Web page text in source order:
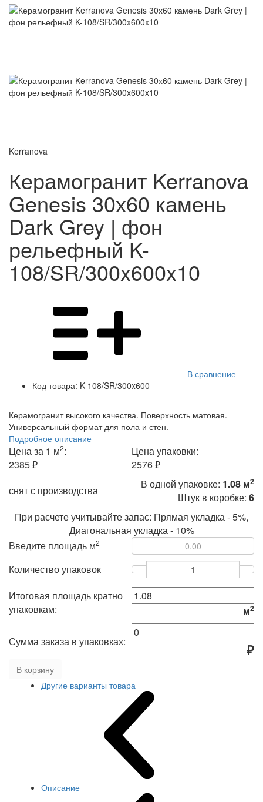
Kerranova
Керамогранит Kerranova
Genesis 30х60 камень
Dark Grey | фон
рельефный K-
108/SR/300x600x10
В сравнение
Код товара: K-108/SR/300x600
Керамогранит высокого качества. Поверхность матовая.
Универсальный формат для пола и стен.
Подробное описание
Цена за 1 м2:
2385 ₽
Цена упаковки:
2576 ₽
снят с производства
В одной упаковке: 1.08 м2
Штук в коробке: 6
При расчете учитывайте запас: Прямая укладка - 5%,
Диагональная укладка - 10%
Введите площадь м2
Количество упаковок
Итоговая площадь кратно
упаковкам:
м2
Сумма заказа в упаковках: ₽
В корзину
Другие варианты товара
Описание